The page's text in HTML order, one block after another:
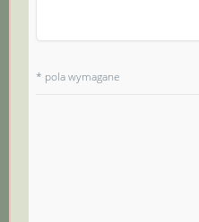
* pola wymagane